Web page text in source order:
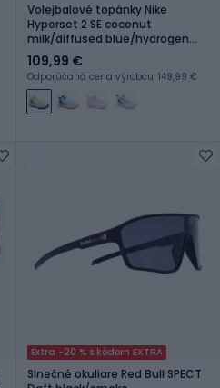
Volejbalové topánky Nike
Hyperset 2 SE coconut
milk/diffused blue/hydrogen
blue
109,99 €
Odporúčaná cena výrobcu: 149,99 €
Extra -20 % s kódom EXTRA
Slnečné okuliare Red Bull SPECT